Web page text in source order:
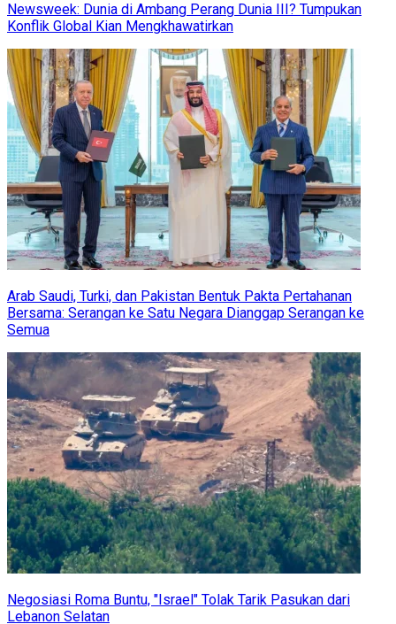
Newsweek: Dunia di Ambang Perang Dunia III? Tumpukan
Konflik Global Kian Mengkhawatirkan
Arab Saudi, Turki, dan Pakistan Bentuk Pakta Pertahanan
Bersama: Serangan ke Satu Negara Dianggap Serangan ke
Semua
Negosiasi Roma Buntu, "Israel" Tolak Tarik Pasukan dari
Lebanon Selatan